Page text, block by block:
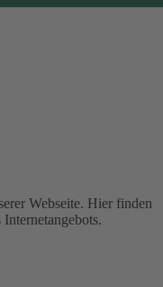
Webseite. Hier finden